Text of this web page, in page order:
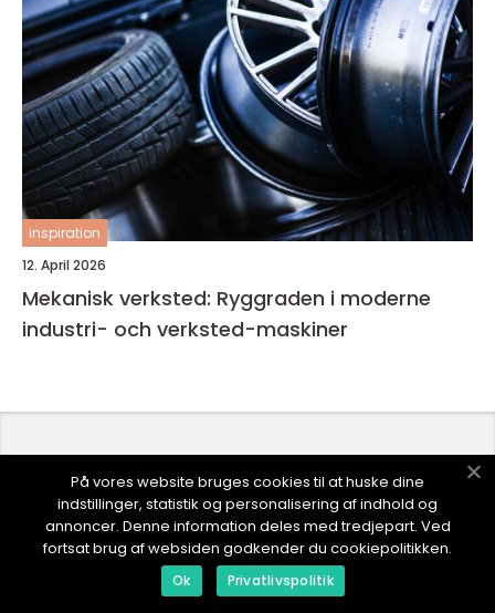
inspiration
12. April 2026
Mekanisk verksted: Ryggraden i moderne
industri- och verksted-maskiner
Fler nyheter
På vores website bruges cookies til at huske dine
indstillinger, statistik og personalisering af indhold og
annoncer. Denne information deles med tredjepart. Ved
fortsat brug af websiden godkender du cookiepolitikken.
Ok Privatlivspolitik